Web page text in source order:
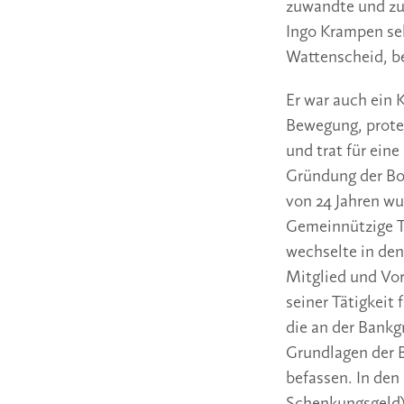
zuwandte und
Ingo Krampen
Wattenscheid,
Er war auch ein
Bewegung,
und trat für eine
Gründung der
von 24 Jahren
Gemeinnützige
wechselte in
Mitglied und
seiner Tätigkeit
die an der
Grundlagen der
befassen. In